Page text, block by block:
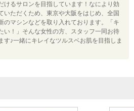
けるサロンを目指しています！なにより効
いただくため、東京や大阪をはじめ、全国
のマシンなどを取り入れております。「キ
い！」そんな女性の方、スタッフ一同お待
す♪一緒にキレイなツルスベお肌を目指しま